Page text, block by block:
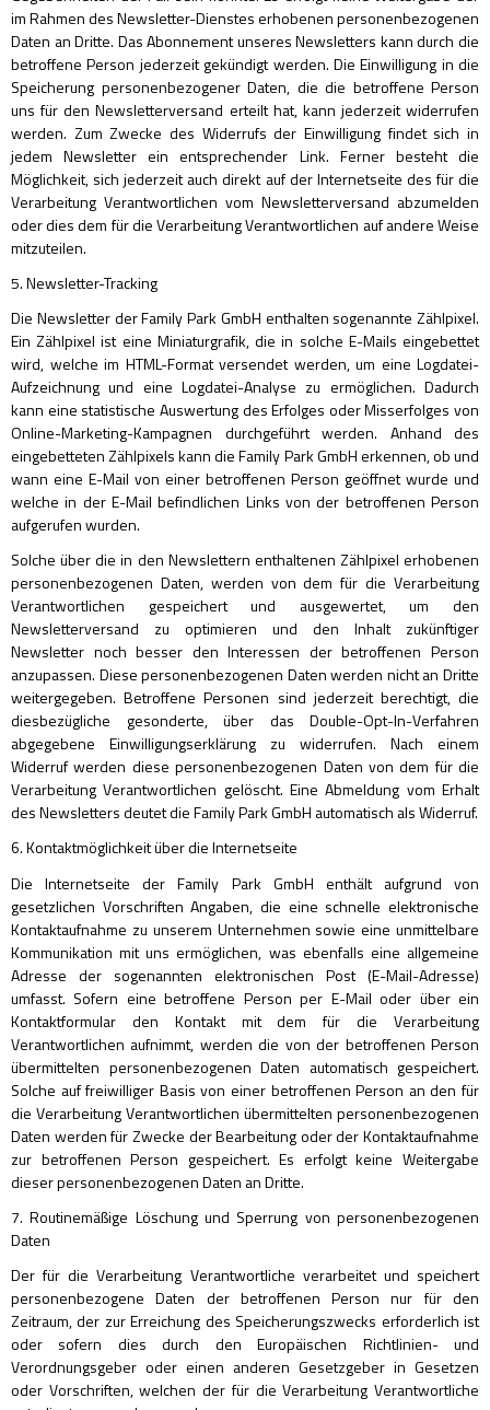
im Rahmen des Newsletter-Dienstes erhobenen personenbezogenen
Daten an Dritte. Das Abonnement unseres Newsletters kann durch die
betroffene Person jederzeit gekündigt werden. Die Einwilligung in die
Speicherung personenbezogener Daten, die die betroffene Person
uns für den Newsletterversand erteilt hat, kann jederzeit widerrufen
werden. Zum Zwecke des Widerrufs der Einwilligung findet sich in
jedem Newsletter ein entsprechender Link. Ferner besteht die
Möglichkeit, sich jederzeit auch direkt auf der Internetseite des für die
Verarbeitung Verantwortlichen vom Newsletterversand abzumelden
oder dies dem für die Verarbeitung Verantwortlichen auf andere Weise
mitzuteilen.
5. Newsletter-Tracking
Die Newsletter der Family Park GmbH enthalten sogenannte Zählpixel.
Ein Zählpixel ist eine Miniaturgrafik, die in solche E-Mails eingebettet
wird, welche im HTML-Format versendet werden, um eine Logdatei-
Aufzeichnung und eine Logdatei-Analyse zu ermöglichen. Dadurch
kann eine statistische Auswertung des Erfolges oder Misserfolges von
Online-Marketing-Kampagnen durchgeführt werden. Anhand des
eingebetteten Zählpixels kann die Family Park GmbH erkennen, ob und
wann eine E-Mail von einer betroffenen Person geöffnet wurde und
welche in der E-Mail befindlichen Links von der betroffenen Person
aufgerufen wurden.
Solche über die in den Newslettern enthaltenen Zählpixel erhobenen
personenbezogenen Daten, werden von dem für die Verarbeitung
Verantwortlichen gespeichert und ausgewertet, um den
Newsletterversand zu optimieren und den Inhalt zukünftiger
Newsletter noch besser den Interessen der betroffenen Person
anzupassen. Diese personenbezogenen Daten werden nicht an Dritte
weitergegeben. Betroffene Personen sind jederzeit berechtigt, die
diesbezügliche gesonderte, über das Double-Opt-In-Verfahren
abgegebene Einwilligungserklärung zu widerrufen. Nach einem
Widerruf werden diese personenbezogenen Daten von dem für die
Verarbeitung Verantwortlichen gelöscht. Eine Abmeldung vom Erhalt
des Newsletters deutet die Family Park GmbH automatisch als Widerruf.
6. Kontaktmöglichkeit über die Internetseite
Die Internetseite der Family Park GmbH enthält aufgrund von
gesetzlichen Vorschriften Angaben, die eine schnelle elektronische
Kontaktaufnahme zu unserem Unternehmen sowie eine unmittelbare
Kommunikation mit uns ermöglichen, was ebenfalls eine allgemeine
Adresse der sogenannten elektronischen Post (E-Mail-Adresse)
umfasst. Sofern eine betroffene Person per E-Mail oder über ein
Kontaktformular den Kontakt mit dem für die Verarbeitung
Verantwortlichen aufnimmt, werden die von der betroffenen Person
übermittelten personenbezogenen Daten automatisch gespeichert.
Solche auf freiwilliger Basis von einer betroffenen Person an den für
die Verarbeitung Verantwortlichen übermittelten personenbezogenen
Daten werden für Zwecke der Bearbeitung oder der Kontaktaufnahme
zur betroffenen Person gespeichert. Es erfolgt keine Weitergabe
dieser personenbezogenen Daten an Dritte.
7. Routinemäßige Löschung und Sperrung von personenbezogenen
Daten
Der für die Verarbeitung Verantwortliche verarbeitet und speichert
personenbezogene Daten der betroffenen Person nur für den
Zeitraum, der zur Erreichung des Speicherungszwecks erforderlich ist
oder sofern dies durch den Europäischen Richtlinien- und
Verordnungsgeber oder einen anderen Gesetzgeber in Gesetzen
oder Vorschriften, welchen der für die Verarbeitung Verantwortliche